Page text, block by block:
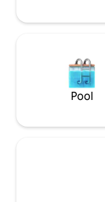
Pool